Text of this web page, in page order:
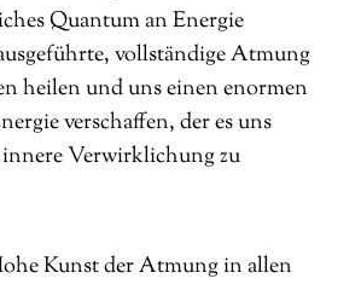
Quantum an Energie
vollständige Atmung
heilen und uns einen enormen
verschaffen, der es uns
Verwirklichung zu
Kunst der Atmung in allen